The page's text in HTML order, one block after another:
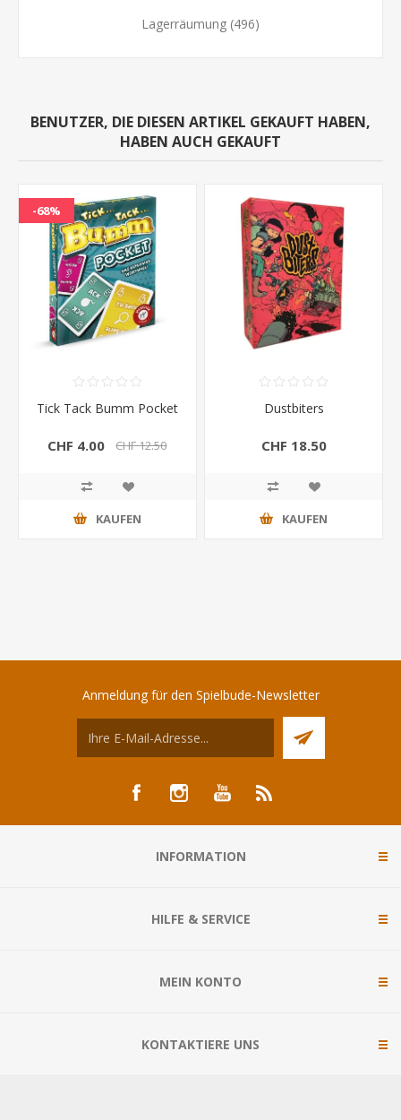
Lagerräumung (496)
BENUTZER, DIE DIESEN ARTIKEL GEKAUFT HABEN,
HABEN AUCH GEKAUFT
-68%
Tick Tack Bumm Pocket
CHF 4.00 CHF 12.50
KAUFEN
Dustbiters
CHF 18.50
KAUFEN
Anmeldung für den Spielbude-Newsletter
INFORMATION
HILFE & SERVICE
MEIN KONTO
KONTAKTIERE UNS